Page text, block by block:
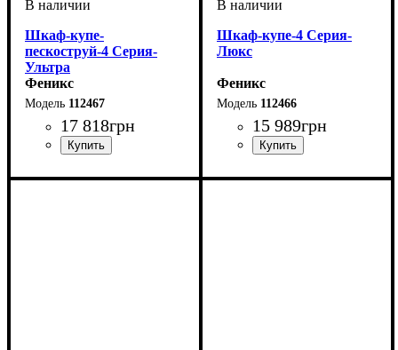
Шкаф-купе-
пескоструй-4 Серия-
Ультра
Феникс
112467
17 818грн
Шкаф-купе-4 Серия-
Люкс
Феникс
112466
15 989грн